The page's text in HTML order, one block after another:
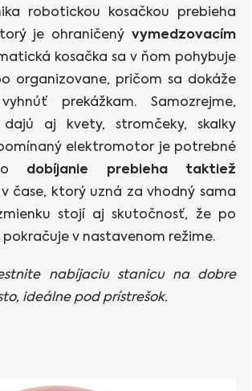
robotickou kosačkou prebieha
je ohraničený vymedzovacím
kosačka sa v ňom pohybuje
organizovane, pričom sa dokáže
prekážkam. Samozrejme,
aj kvety, stromčeky, skalky
elektromotor je potrebné
dobíjanie prebieha taktiež
v čase, ktorý uzná za vhodný sama
stojí aj skutočnosť, že po
v nastavenom režime.
nabíjaciu stanicu na dobre
ideálne pod prístrešok.